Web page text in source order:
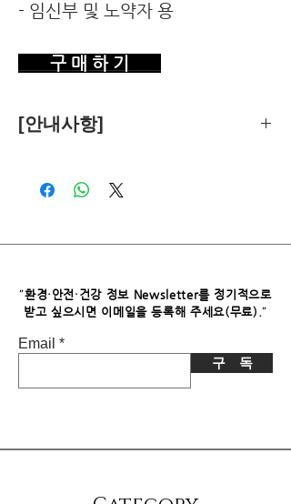
- 임신부 및 노약자 용
구 매 하 기
[안내사항]
객관적 기준에 따라 독립적으로 수행합
파트너스로부터 소정의 수수료를 받습
없습니다.
"환경·안전·건강 정보 Newsletter를 정기적으로
받고 싶으시면​ 이메일을 등록해 주세요(무료)."
Email
구 독